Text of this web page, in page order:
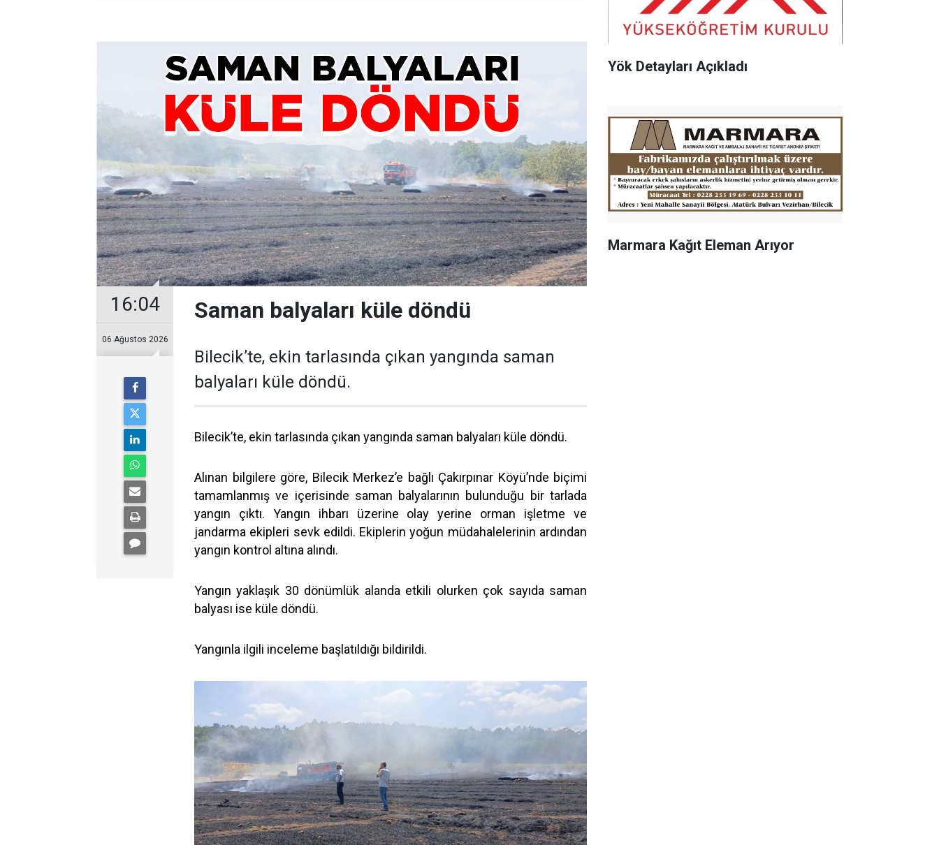
16:04
06 Ağustos 2026
Saman balyaları küle döndü
Bilecik’te, ekin tarlasında çıkan yangında saman
balyaları küle döndü.
Bilecik’te, ekin tarlasında çıkan yangında saman balyaları küle döndü.
Alınan bilgilere göre, Bilecik Merkez’e bağlı Çakırpınar Köyü’nde biçimi
tamamlanmış ve içerisinde saman balyalarının bulunduğu bir tarlada
yangın çıktı. Yangın ihbarı üzerine olay yerine orman işletme ve
jandarma ekipleri sevk edildi. Ekiplerin yoğun müdahalelerinin ardından
yangın kontrol altına alındı.
Yangın yaklaşık 30 dönümlük alanda etkili olurken çok sayıda saman
balyası ise küle döndü.
Yangınla ilgili inceleme başlatıldığı bildirildi.
Yök Detayları Açıkladı
Marmara Kağıt Eleman Arıyor